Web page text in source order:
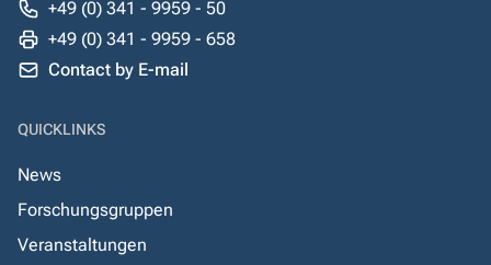
+49 (0) 341 - 9959 - 50
+49 (0) 341 - 9959 - 658
Contact by E-mail
QUICKLINKS
News
Forschungsgruppen
Veranstaltungen